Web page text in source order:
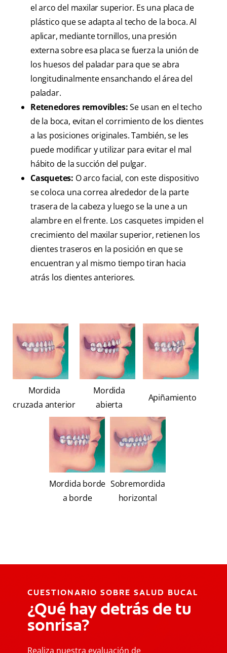
el arco del maxilar superior. Es una placa de
plástico que se adapta al techo de la boca. Al
aplicar, mediante tornillos, una presión
externa sobre esa placa se fuerza la unión de
los huesos del paladar para que se abra
longitudinalmente ensanchando el área del
paladar.
Retenedores removibles:Se usan en el techo
de la boca, evitan el corrimiento de los dientes
a las posiciones originales. También, se les
puede modificar y utilizar para evitar el mal
hábito de la succión del pulgar.
Casquetes: O arco facial, con este dispositivo
se coloca una correa alrededor de la parte
trasera de la cabeza y luego se la une a un
alambre en el frente. Los casquetes impiden el
crecimiento del maxilar superior, retienen los
dientes traseros en la posición en que se
encuentran y al mismo tiempo tiran hacia
atrás los dientes anteriores.
Mordida
cruzada anterior
Mordida
abierta
Apiñamiento
Mordida borde
a borde
Sobremordida
horizontal
CUESTIONARIO SOBRE SALUD BUCAL
¿Qué hay detrás de tu
sonrisa?
Realiza nuestra evaluación de